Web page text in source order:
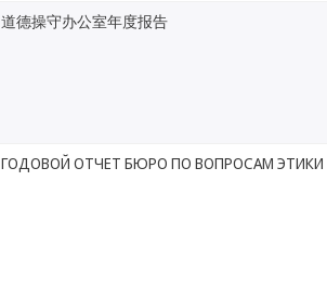
道德操守办公室年度报告
ГОДОВОЙ ОТЧЕТ БЮРО ПО ВОПРОСАМ ЭТИКИ